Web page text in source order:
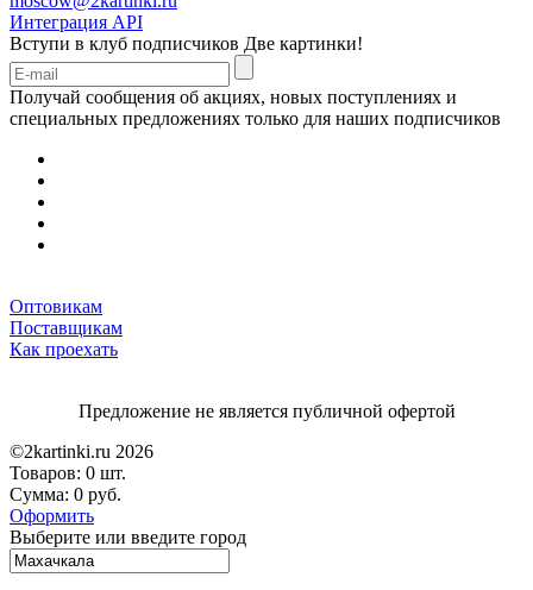
Интеграция API
Вступи в клуб подписчиков Две картинки!
Получай сообщения об акциях, новых поступлениях и
специальных предложениях только для наших подписчиков
Оптовикам
Поставщикам
Как проехать
Предложение не является публичной офертой
©2kartinki.ru 2026
Товаров: 0 шт.
Сумма: 0 руб.
Оформить
Выберите или введите город